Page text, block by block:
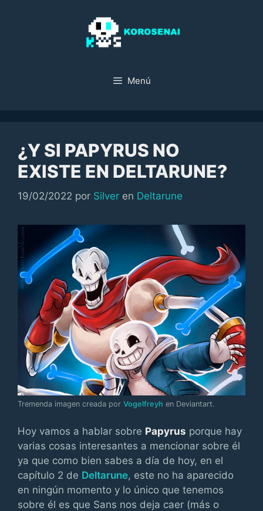
Menú
¿Y SI PAPYRUS NO
EXISTE EN DELTARUNE?
19/02/2022 por Silver en Categorías
Deltarune
Tremenda imagen creada por Vogelfreyh en Deviantart.
Hoy vamos a hablar sobre Papyrus porque hay
varias cosas interesantes a mencionar sobre él
ya que como bien sabes a día de hoy, en el
capítulo 2 de Deltarune, este no ha aparecido
en ningún momento y lo único que tenemos
sobre él es que Sans nos deja caer (más o